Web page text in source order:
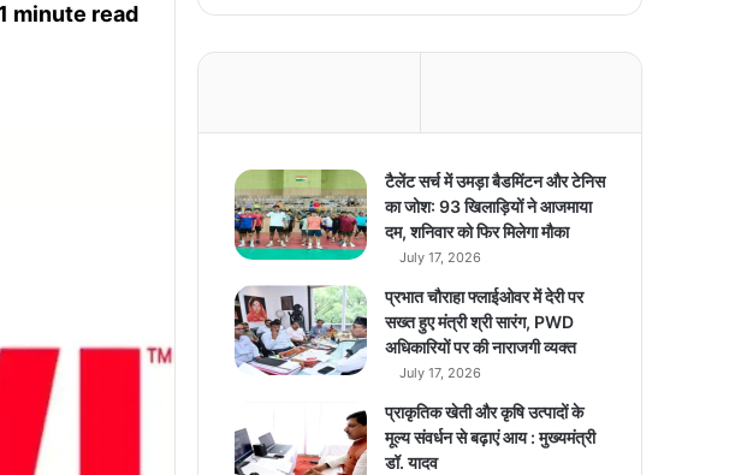
1 minute read
टैलेंट सर्च में उमड़ा बैडमिंटन और टेनिस
का जोश: 93 खिलाड़ियों ने आजमाया
दम, शनिवार को फिर मिलेगा मौका
July 17, 2026
प्रभात चौराहा फ्लाईओवर में देरी पर
सख्त हुए मंत्री श्री सारंग, PWD
अधिकारियों पर की नाराजगी व्यक्त
July 17, 2026
प्राकृतिक खेती और कृषि उत्पादों के
मूल्य संवर्धन से बढ़ाएं आय : मुख्यमंत्री
डॉ. यादव